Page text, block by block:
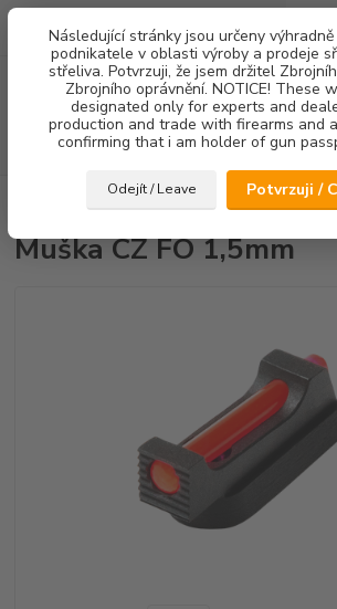
Následující stránky jsou určeny
podnikatele v oblasti výroby a prodeje
střeliva. Potvrzuji, že jsem držitel
Zbrojního oprávnění. NOTICE! These
designated only for experts and
production and trade with firearms and
confirming that i am holder of gun
Odejít / Leave Potvrzuji /
Muška CZ FO 1,5mm
Muška CZ FO 1,5mm